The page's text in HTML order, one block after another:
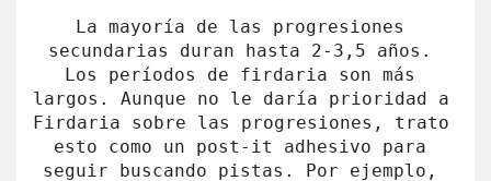
La mayoría de las progresiones
secundarias duran hasta 2-3,5 años.
Los períodos de firdaria son más
largos. Aunque no le daría prioridad a
Firdaria sobre las progresiones, trato
esto como un post-it adhesivo para
seguir buscando pistas. Por ejemplo,